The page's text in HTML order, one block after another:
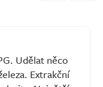
Udělat něco
Extrakční